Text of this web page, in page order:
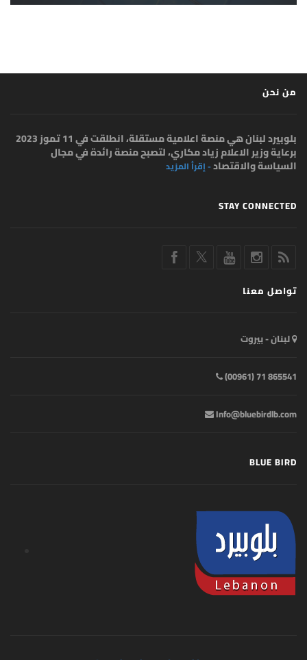
من نحن
بلوبيرد لبنان هي منصة اعلامية مستقلة، انطلقت في 11 تموز 2023
برعاية وزير الاعلام زياد مكاري، لتصبح منصة رائدة في مجال
السياسة والاقتصاد- إقرأ المزيد
STAY CONNECTED
تواصل معنا
لبنان - بيروت
865541 71 (00961)
Info@bluebirdlb.com
BLUE BIRD